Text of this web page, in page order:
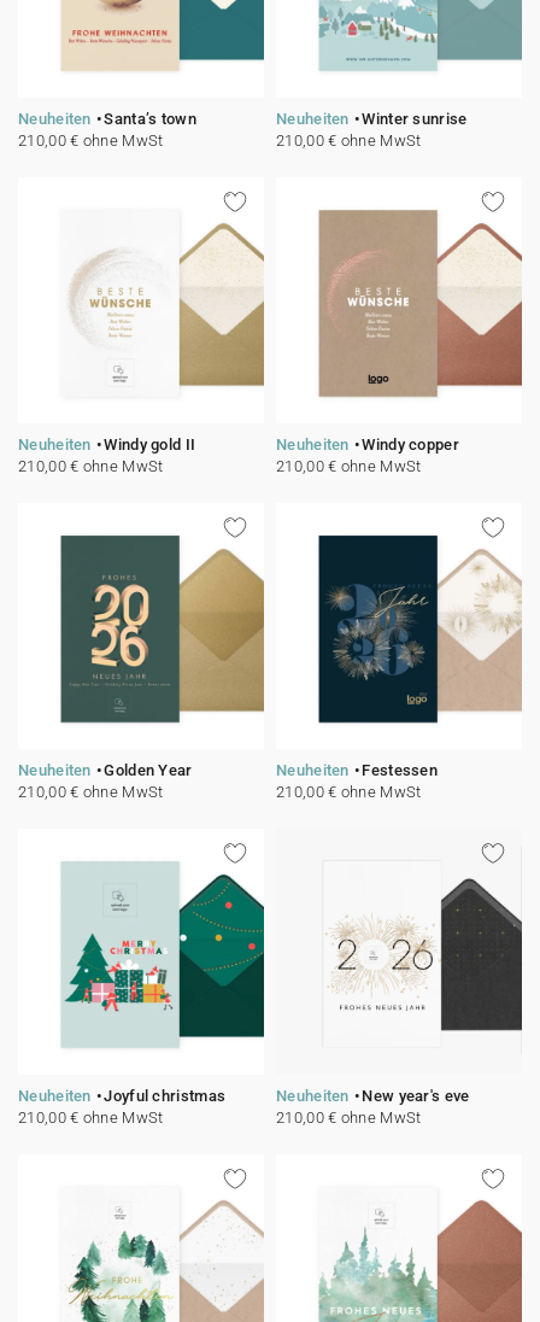
Neuheiten
Santa’s town
210,00 € ohne MwSt
Neuheiten
Winter sunrise
210,00 € ohne MwSt
Neuheiten
Windy gold II
210,00 € ohne MwSt
Neuheiten
Windy copper
210,00 € ohne MwSt
Neuheiten
Golden Year
210,00 € ohne MwSt
Neuheiten
Festessen
210,00 € ohne MwSt
Neuheiten
Joyful christmas
210,00 € ohne MwSt
Neuheiten
New year's eve
210,00 € ohne MwSt